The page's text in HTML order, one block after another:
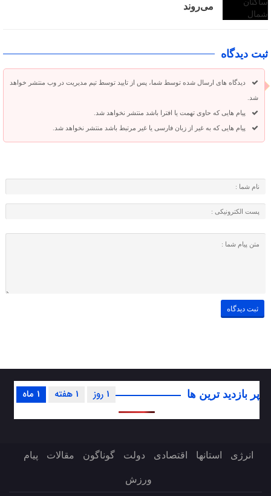
می‌روند
ثبت دیدگاه
دیدگاه های ارسال شده توسط شما، پس از تایید توسط تیم مدیریت در وب منتشر خواهد
شد.
پیام هایی که حاوی تهمت یا افترا باشد منتشر نخواهد شد.
پیام هایی که به غیر از زبان فارسی یا غیر مرتبط باشد منتشر نخواهد شد.
پر بازدید ترین ها 1 ماه 1 هفته 1 روز
انرژی استانها اقتصادی دولت گوناگون مقالات پیام
ورزش